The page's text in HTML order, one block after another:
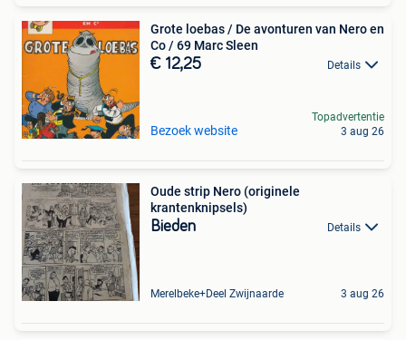
Grote loebas / De avonturen van Nero en
Co / 69 Marc Sleen
€ 12,25 Details
Bezoek website
Topadvertentie
3 aug 26
Oude strip Nero (originele
krantenknipsels)
Bieden Details
Merelbeke+Deel Zwijnaarde 3 aug 26